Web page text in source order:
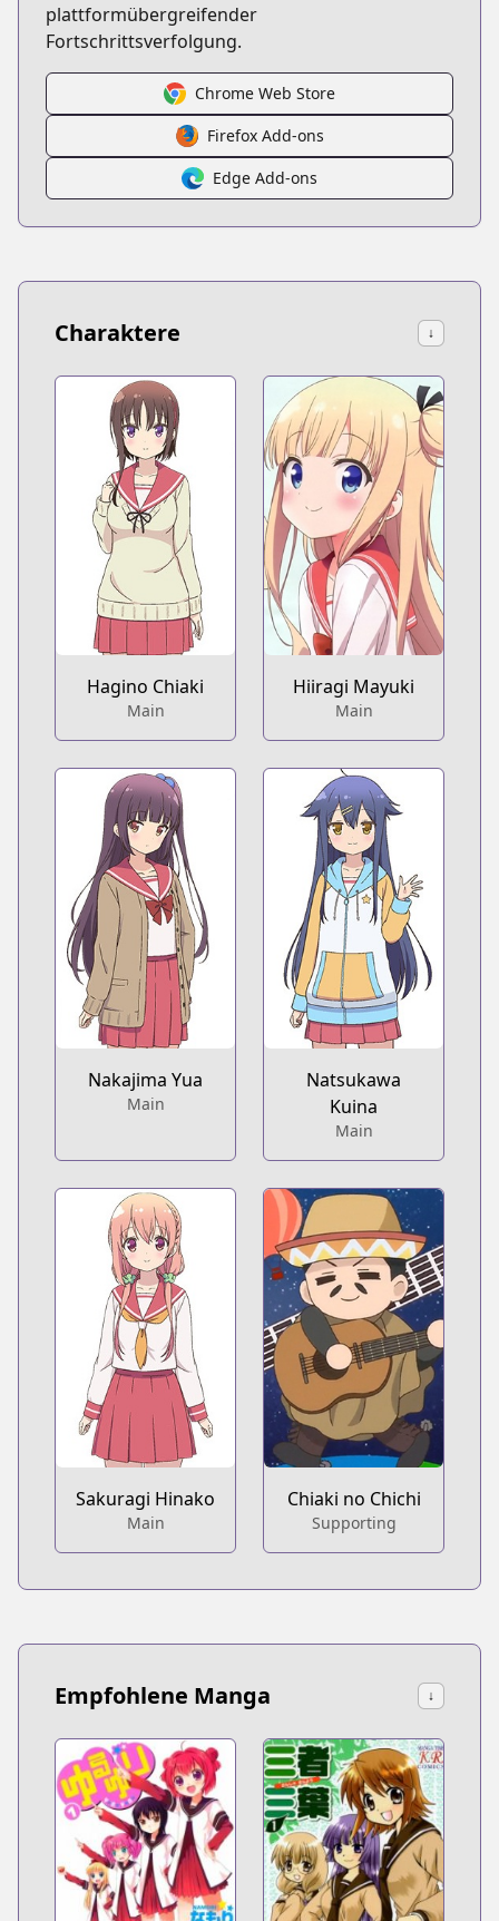
plattformübergreifender
Fortschrittsverfolgung.
Chrome Web Store
Firefox Add-ons
Edge Add-ons
Charaktere ↓
Hagino Chiaki
Main
Hiiragi Mayuki
Main
Nakajima Yua
Main
Natsukawa
Kuina
Main
Sakuragi Hinako
Main
Chiaki no Chichi
Supporting
Empfohlene Manga ↓